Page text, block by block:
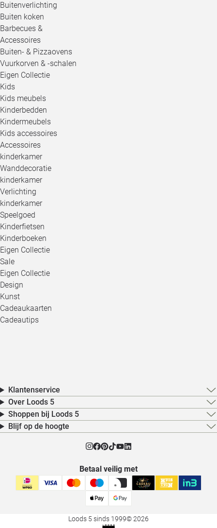
Buitenverlichting
Buiten koken
Barbecues &
Accessoires
Buiten- & Pizzaovens
Vuurkorven & -schalen
Eigen Collectie
Kids
Kids meubels
Kinderbedden
Kindermeubels
Kids accessoires
Accessoires
kinderkamer
Wanddecoratie
kinderkamer
Verlichting
kinderkamer
Speelgoed
Kinderfietsen
Kinderboeken
Eigen Collectie
Sale
Eigen Collectie
Design
Kunst
Cadeaukaarten
Cadeautips
Klantenservice
Over Loods 5
Shoppen bij Loods 5
Blijf op de hoogte
Betaal veilig met
Loods 5 sinds 1999© 2026